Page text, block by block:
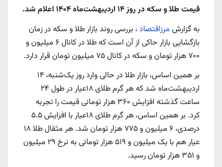
قیمت طلا و سکه در روز ۱۴ اردیبهشت‌ماه ۱۴۰۴ اعلام شد.
به گزارش مرزاقتصاد، بررسی روند بازار طلا و سکه در زمان
بازگشایی بازار حاکی از آن است که طلا در کانال ۶ میلیون و
۷۰۰ هزار تومان و سکه در کانال ۷۵ میلیون تومان قرار دارد.
بر همین اساس، بازار طلا در حالی وارد روز یک‌شنبه، ۱۴
اردیبهشت‌ماه شد که هر گرم طلای ۱۸عیار در طول ۲۴
ساعت گذشته افزایش ۳۶۰ هزار تومانی قیمت را تجربه
کرد. بر همین اساس، هر گرم طلای ۱۸عیار با افزایش ۵.۵
درصدی، ۶ میلیون و ۷۷۵ هزار تومان شد. هر مثقال طلا ۱۸
عیار هم با یک میلیون و ۵۱۹ هزار تومانی به نرخ ۲۹ میلیون
و ۳۵۱ هزار تومان رسید.